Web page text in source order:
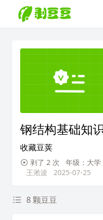
钢结构基础知
收藏豆荚
剥了 2 次 年级：大学
王淞波
2025-07-25
8 颗豆豆